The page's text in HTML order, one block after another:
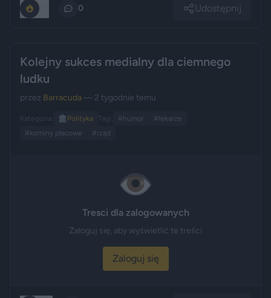
0 Udostępnij
Kolejny sukces medialny dla ciemnego
ludku
przez Barracuda — 2 tygodnie temu
Kategoria: 🏛️ Polityka Tagi: #humor
#lekarze
#kominy płacowe
#rząd
👁️
Tresci dla zalogowanych
Zaloguj się, aby wyświetlić te treści
Zaloguj się